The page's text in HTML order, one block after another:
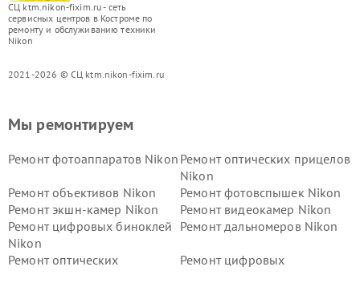
СЦ ktm.nikon-fixim.ru - сеть
сервисных центров в Костроме по
ремонту и обслуживанию техники
Nikon
2021-2026 © СЦ ktm.nikon-fixim.ru
Мы ремонтируем
Ремонт фотоаппаратов Nikon Ремонт оптических прицелов
Nikon
Ремонт объективов Nikon
Ремонт фотовспышек Nikon
Ремонт экшн-камер Nikon
Ремонт видеокамер Nikon
Ремонт цифровых биноклей
Nikon
Ремонт дальномеров Nikon
Ремонт оптических
Ремонт цифровых